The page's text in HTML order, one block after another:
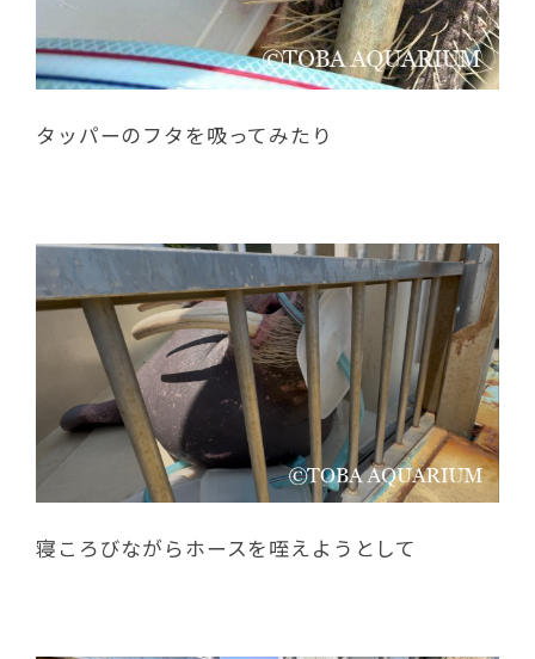
タッパーのフタを吸ってみたり
寝ころびながらホースを咥えようとして